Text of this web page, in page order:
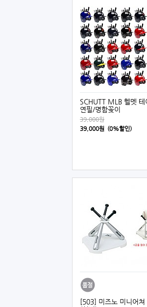
SCHUTT MLB 헬멧 테
연필/명함꽂이
39,000원
39,000원 (0%할인)
[503] 미즈노 미니어쳐